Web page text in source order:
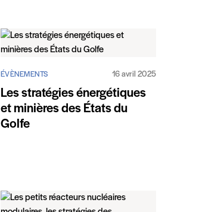
ÉVÈNEMENTS 16 avril 2025
Les stratégies énergétiques
et minières des États du
Golfe